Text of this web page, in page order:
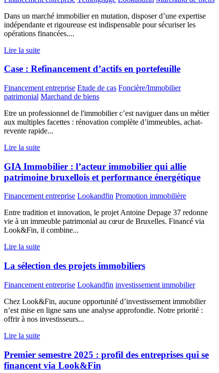
Dans un marché immobilier en mutation, disposer d’une expertise
indépendante et rigoureuse est indispensable pour sécuriser les
opérations financées....
Lire la suite
Case : Refinancement d’actifs en portefeuille
Financement entreprise Etude de cas Foncière/Immobilier
patrimonial Marchand de biens
Etre un professionnel de l'immobilier c’est naviguer dans un métier
aux multiples facettes : rénovation complète d’immeubles, achat-
revente rapide...
Lire la suite
GIA Immobilier : l’acteur immobilier qui allie
patrimoine bruxellois et performance énergétique
Financement entreprise Lookandfin Promotion immobilière
Entre tradition et innovation, le projet Antoine Depage 37 redonne
vie à un immeuble patrimonial au cœur de Bruxelles. Financé via
Look&Fin, il combine...
Lire la suite
La sélection des projets immobiliers
Financement entreprise Lookandfin investissement immobilier
Chez Look&Fin, aucune opportunité d’investissement immobilier
n’est mise en ligne sans une analyse approfondie. Notre priorité :
offrir à nos investisseurs...
Lire la suite
Premier semestre 2025 : profil des entreprises qui se
financent via Look&Fin